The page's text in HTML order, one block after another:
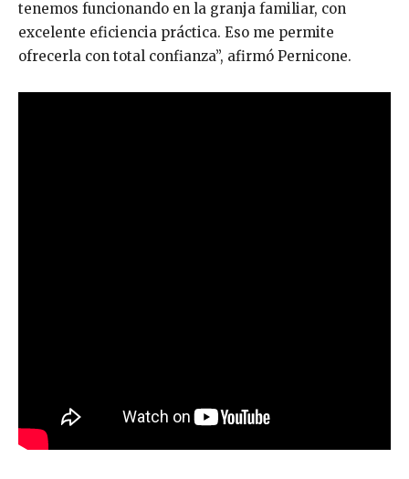
tenemos funcionando en la granja familiar, con
excelente eficiencia práctica. Eso me permite
ofrecerla con total confianza”, afirmó Pernicone.